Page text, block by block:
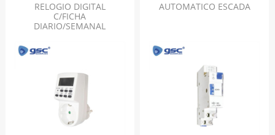
RELOGIO DIGITAL
C/FICHA
DIARIO/SEMANAL
AUTOMATICO ESCADA